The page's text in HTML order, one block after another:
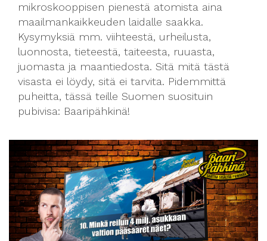
mikroskooppisen pienestä atomista aina
maailmankaikkeuden laidalle saakka.
Kysymyksiä mm. viihteestä, urheilusta,
luonnosta, tieteestä, taiteesta, ruuasta,
juomasta ja maantiedosta. Sitä mitä tästä
visasta ei löydy, sitä ei tarvita. Pidemmittä
puheitta, tässä teille Suomen suosituin
pubivisa: Baaripähkinä!